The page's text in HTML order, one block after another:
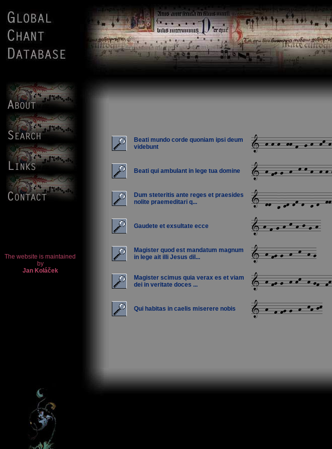
Beati mundo corde quoniam ipsi deum
videbunt
Beati qui ambulant in lege tua domine
Dum steteritis ante reges et praesides
nolite praemeditari q...
Gaudete et exsultate ecce
Magister quod est mandatum magnum
in lege ait illi Jesus dil...
Magister scimus quia verax es et viam
dei in veritate doces ...
Qui habitas in caelis miserere nobis